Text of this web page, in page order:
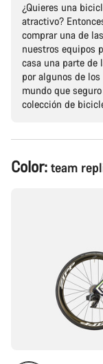
¿Quieres una
atractivo?
comprar una de
nuestros equipos
casa una parte
por algunos de
mundo que
colección de
Configuración
del
Color: team